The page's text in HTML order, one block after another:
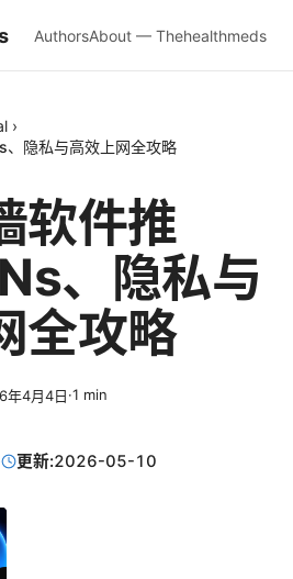
AuthorsAbout — Thehealthmeds
›
隐私与高效上网全攻略
软件推
、隐私与
全攻略
年4月4日·1 min
更新:2026-05-10